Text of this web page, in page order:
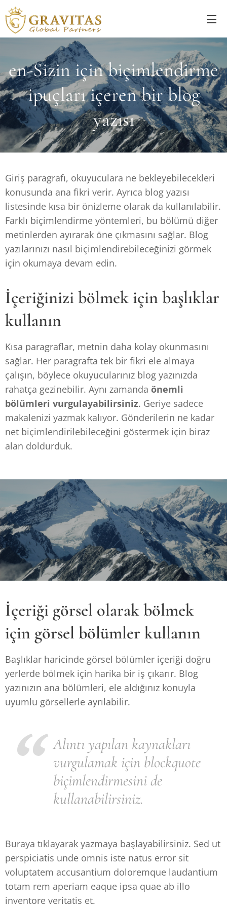
en-Sizin için biçimlendirme
ipuçları içeren bir blog
yazısı
Giriş paragrafı, okuyuculara ne bekleyebilecekleri
konusunda ana fikri verir. Ayrıca blog yazısı
listesinde kısa bir önizleme olarak da kullanılabilir.
Farklı biçimlendirme yöntemleri, bu bölümü diğer
metinlerden ayırarak öne çıkmasını sağlar. Blog
yazılarınızı nasıl biçimlendirebileceğinizi görmek
için okumaya devam edin.
İçeriğinizi bölmek için başlıklar
kullanın
Kısa paragraflar, metnin daha kolay okunmasını
sağlar. Her paragrafta tek bir fikri ele almaya
çalışın, böylece okuyucularınız blog yazınızda
rahatça gezinebilir. Aynı zamanda önemli
bölümleri vurgulayabilirsiniz. Geriye sadece
makalenizi yazmak kalıyor. Gönderilerin ne kadar
net biçimlendirilebileceğini göstermek için biraz
alan doldurduk.
İçeriği görsel olarak bölmek
için görsel bölümler kullanın
Başlıklar haricinde görsel bölümler içeriği doğru
yerlerde bölmek için harika bir iş çıkarır. Blog
yazınızın ana bölümleri, ele aldığınız konuyla
uyumlu görsellerle ayrılabilir.
Alıntı yapılan kaynakları
vurgulamak için blockquote
biçimlendirmesini de
kullanabilirsiniz.
Buraya tıklayarak yazmaya başlayabilirsiniz. Sed ut
perspiciatis unde omnis iste natus error sit
voluptatem accusantium doloremque laudantium
totam rem aperiam eaque ipsa quae ab illo
inventore veritatis et.